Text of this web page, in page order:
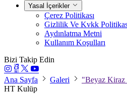
Yasal İçerikler
Çerez Politikası
Gizlilik Ve Kvkk
Aydınlatma Metni
Kullanım Koşulları
Bizi Takip Edin
Ana Sayfa Galeri
"Beyaz Kiraz
HT Kulüp